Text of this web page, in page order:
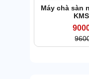
Máy chà sàn